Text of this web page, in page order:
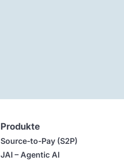
Produkte
Source-to-Pay (S2P)
JAI – Agentic AI